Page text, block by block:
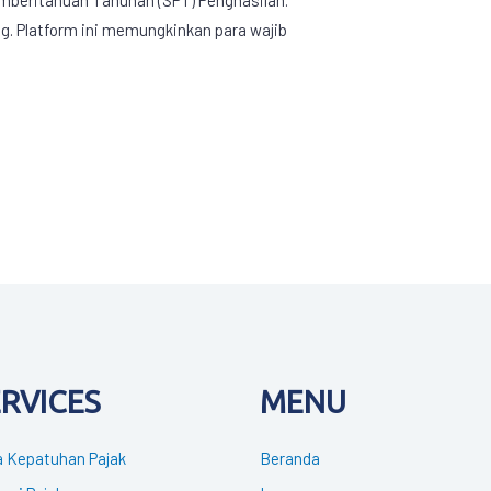
Platform ini memungkinkan para wajib
Kepatuhan Pajak
MENU
Beranda